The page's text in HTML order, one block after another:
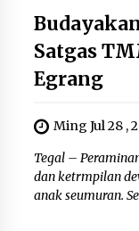
Satgas
Egrang
Ming Jul 28 ,
Tegal –
dan ketrmpilan
anak seumuran.